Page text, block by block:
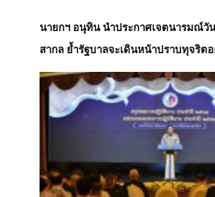
นายกฯ อนุทิน นำประกาศเจตนารมณ์วั
สากล ย้ำรัฐบาลจะเดินหน้าปราบทุจริต
Admin
19 ตุลาคม 2024